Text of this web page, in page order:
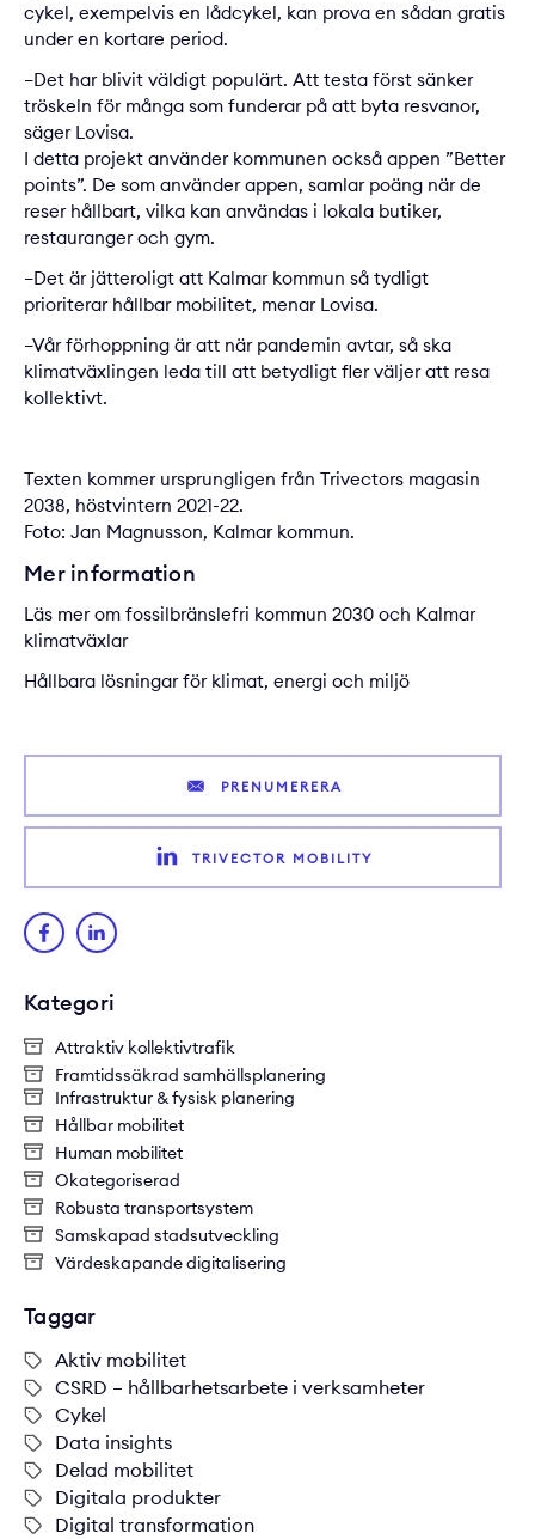
Kategori
Attraktiv kollektivtrafik
Framtidssäkrad samhällsplanering
Infrastruktur & fysisk planering
Hållbar mobilitet
Human mobilitet
Okategoriserad
Robusta transportsystem
Samskapad stadsutveckling
Värdeskapande digitalisering
Taggar
Aktiv mobilitet
CSRD – hållbarhetsarbete i verksamheter
Cykel
Data insights
Delad mobilitet
Digitala produkter
Digital transformation
cykel, exempelvis en lådcykel, kan prova en sådan gratis
under en kortare period.
–Det har blivit väldigt populärt. Att testa först sänker
tröskeln för många som funderar på att byta resvanor,
säger Lovisa.
I detta projekt använder kommunen också appen ”Better
points”. De som använder appen, samlar poäng när de
reser hållbart, vilka kan användas i lokala butiker,
restauranger och gym.
–Det är jätteroligt att Kalmar kommun så tydligt
prioriterar hållbar mobilitet, menar Lovisa.
–Vår förhoppning är att när pandemin avtar, så ska
klimatväxlingen leda till att betydligt fler väljer att resa
kollektivt.
Texten kommer ursprungligen från Trivectors magasin
2038, höstvintern 2021-22.
Foto: Jan Magnusson, Kalmar kommun.
Mer information
Läs mer om fossilbränslefri kommun 2030 och Kalmar
klimatväxlar
Hållbara lösningar för klimat, energi och miljö
PRENUMERERA
TRIVECTOR MOBILITY